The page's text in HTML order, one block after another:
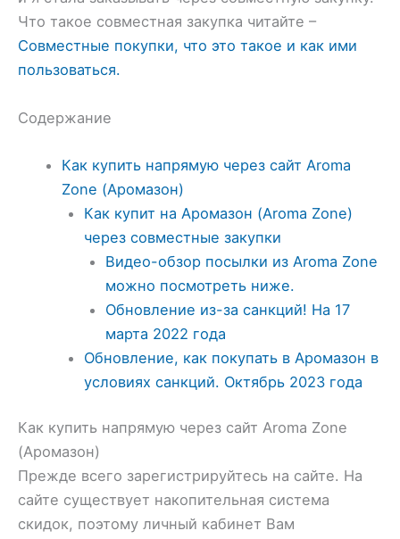
Что такое совместная закупка читайте –
Совместные покупки, что это такое и как ими
пользоваться.
Содержание
Как купить напрямую через сайт Aroma
Zone (Аромазон)
Как купит на Аромазон (Aroma Zone)
через совместные закупки
Видео-обзор посылки из Aroma Zone
можно посмотреть ниже.
Обновление из-за санкций! На 17
марта 2022 года
Обновление, как покупать в Аромазон в
условиях санкций. Октябрь 2023 года
Как купить напрямую через сайт Aroma Zone
(Аромазон)
Прежде всего зарегистрируйтесь на сайте. На
сайте существует накопительная система
скидок, поэтому личный кабинет Вам